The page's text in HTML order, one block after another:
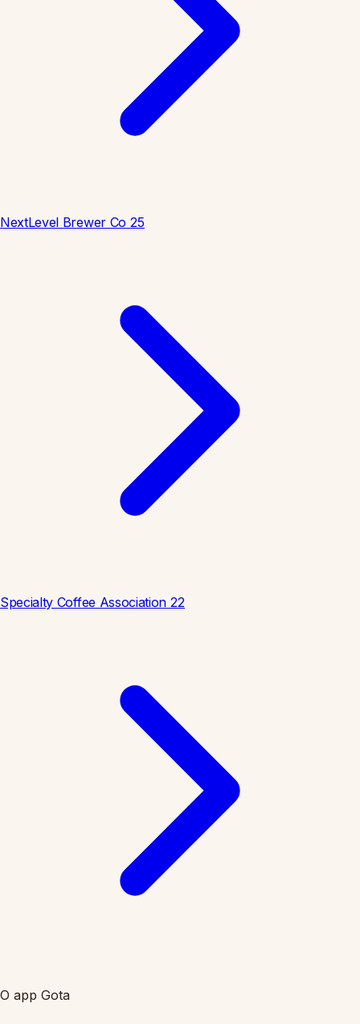
NextLevel Brewer Co 25
Specialty Coffee Association 22
O app Gota